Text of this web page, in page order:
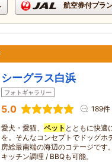
航空券付プラ
シーグラス白浜
フォトギャラリー
5.0 189件
愛犬・愛猫、 ペット とともに快適
を。そんなコンセプトでドッグホ
房総最南端の海辺のコテージです
キッチン調理 / BBQも可能。